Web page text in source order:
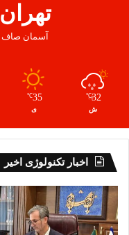
تهران
آسمان صاف
32
℃
ش
35
℃
ی
اخبار تکنولوژی اخیر